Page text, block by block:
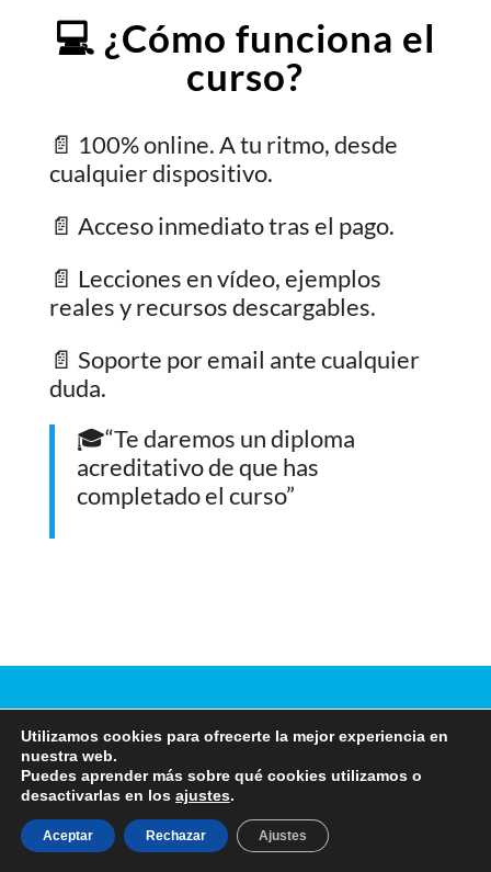
💻 ¿Cómo funciona el
curso?
📄 100% online. A tu ritmo, desde
cualquier dispositivo.
📄 Acceso inmediato tras el pago.
📄 Lecciones en vídeo, ejemplos
reales y recursos descargables.
📄 Soporte por email ante cualquier
duda.
🎓“Te daremos un diploma
acreditativo de que has
completado el curso”
🚀 ¿List@ para llevar
tú conocimiento al
siguiente nivel?
Utilizamos cookies para ofrecerte la mejor experiencia en
nuestra web.
Puedes aprender más sobre qué cookies utilizamos o
desactivarlas en los ajustes.
Aceptar Rechazar Ajustes